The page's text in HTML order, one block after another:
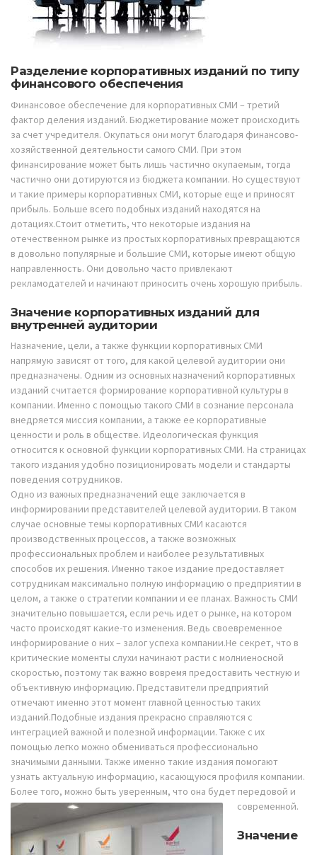
Разделение корпоративных изданий по типу
финансового обеспечения
Финансовое обеспечение для корпоративных СМИ – третий
фактор деления изданий. Бюджетирование может происходить
за счет учредителя. Окупаться они могут благодаря финансово-
хозяйственной деятельности самого СМИ. При этом
финансирование может быть лишь частично окупаемым, тогда
частично они дотируются из бюджета компании. Но существуют
и такие примеры корпоративных СМИ, которые еще и приносят
прибыль. Больше всего подобных изданий находятся на
дотациях.Стоит отметить, что некоторые издания на
отечественном рынке из простых корпоративных превращаются
в довольно популярные и большие СМИ, которые имеют общую
направленность. Они довольно часто привлекают
рекламодателей и начинают приносить очень хорошую прибыль.
Значение корпоративных изданий для
внутренней аудитории
Назначение, цели, а также функции корпоративных СМИ
напрямую зависят от того, для какой целевой аудитории они
предназначены. Одним из основных назначений корпоративных
изданий считается формирование корпоративной культуры в
компании. Именно с помощью такого СМИ в сознание персонала
внедряется миссия компании, а также ее корпоративные
ценности и роль в обществе. Идеологическая функция
относится к основной функции корпоративных СМИ. На страницах
такого издания удобно позиционировать модели и стандарты
поведения сотрудников.
Одно из важных предназначений еще заключается в
информировании представителей целевой аудитории. В таком
случае основные темы корпоративных СМИ касаются
производственных процессов, а также возможных
профессиональных проблем и наиболее результативных
способов их решения. Именно такое издание предоставляет
сотрудникам максимально полную информацию о предприятии в
целом, а также о стратегии компании и ее планах. Важность СМИ
значительно повышается, если речь идет о рынке, на котором
часто происходят какие-то изменения. Ведь своевременное
информирование о них – залог успеха компании.Не секрет, что в
критические моменты слухи начинают расти с молниеносной
скоростью, поэтому так важно вовремя предоставить честную и
объективную информацию. Представители предприятий
отмечают именно этот момент главной ценностью таких
изданий.Подобные издания прекрасно справляются с
интеграцией важной и полезной информации. Также с их
помощью легко можно обмениваться профессионально
значимыми данными. Также именно такие издания помогают
узнать актуальную информацию, касающуюся профиля компании.
Более того, можно быть уверенным, что она будет передовой и
современной.
Значение